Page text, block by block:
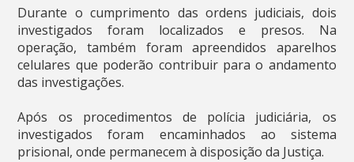
Durante o cumprimento das ordens judiciais, dois
investigados foram localizados e presos. Na
operação, também foram apreendidos aparelhos
celulares que poderão contribuir para o andamento
das investigações.
Após os procedimentos de polícia judiciária, os
investigados foram encaminhados ao sistema
prisional, onde permanecem à disposição da Justiça.